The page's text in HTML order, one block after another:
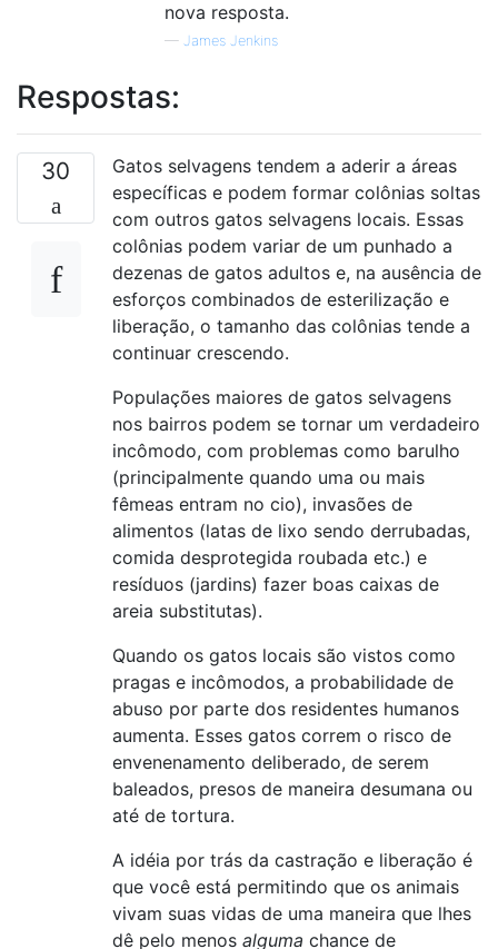
nova resposta.
— James Jenkins
Respostas:
30
Gatos selvagens tendem a aderir a áreas
específicas e podem formar colônias soltas
com outros gatos selvagens locais. Essas
colônias podem variar de um punhado a
dezenas de gatos adultos e, na ausência de
esforços combinados de esterilização e
liberação, o tamanho das colônias tende a
continuar crescendo.
Populações maiores de gatos selvagens
nos bairros podem se tornar um verdadeiro
incômodo, com problemas como barulho
(principalmente quando uma ou mais
fêmeas entram no cio), invasões de
alimentos (latas de lixo sendo derrubadas,
comida desprotegida roubada etc.) e
resíduos (jardins) fazer boas caixas de
areia substitutas).
Quando os gatos locais são vistos como
pragas e incômodos, a probabilidade de
abuso por parte dos residentes humanos
aumenta. Esses gatos correm o risco de
envenenamento deliberado, de serem
baleados, presos de maneira desumana ou
até de tortura.
A idéia por trás da castração e liberação é
que você está permitindo que os animais
vivam suas vidas de uma maneira que lhes
dê pelo menos alguma chance de